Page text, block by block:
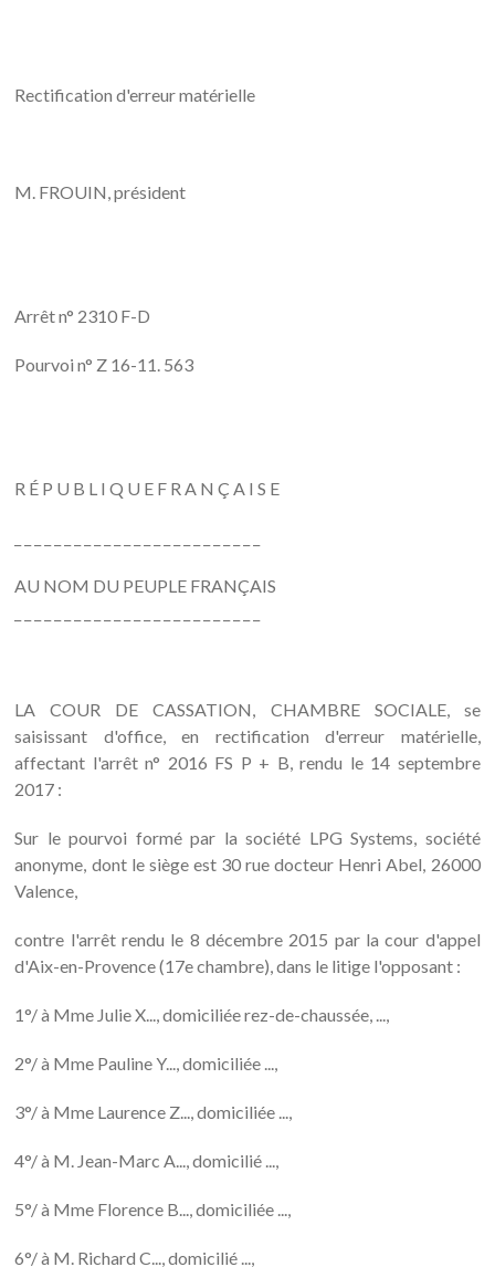
Rectification d'erreur matérielle
M. FROUIN, président
Arrêt n° 2310 F-D
Pourvoi n° Z 16-11. 563
R É P U B L I Q U E F R A N Ç A I S E
AU NOM DU PEUPLE FRANÇAIS
LA COUR DE CASSATION, CHAMBRE SOCIALE, se
saisissant d'office, en rectification d'erreur matérielle,
affectant l'arrêt n° 2016 FS P + B, rendu le 14 septembre
2017 :
Sur le pourvoi formé par la société LPG Systems, société
anonyme, dont le siège est 30 rue docteur Henri Abel, 26000
Valence,
contre l'arrêt rendu le 8 décembre 2015 par la cour d'appel
d'Aix-en-Provence (17e chambre), dans le litige l'opposant :
1°/ à Mme Julie X..., domiciliée rez-de-chaussée, ...,
2°/ à Mme Pauline Y..., domiciliée ...,
3°/ à Mme Laurence Z..., domiciliée ...,
4°/ à M. Jean-Marc A..., domicilié ...,
5°/ à Mme Florence B..., domiciliée ...,
6°/ à M. Richard C..., domicilié ...,